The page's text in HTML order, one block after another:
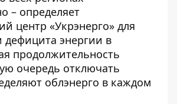
– определяет
центр «Укрэнерго» для
дефицита энергии в
продолжительность
очередь отключать
облэнерго в каждом